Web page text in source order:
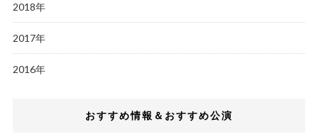
2018年
2017年
2016年
おすすめ情報＆おすすめ公演